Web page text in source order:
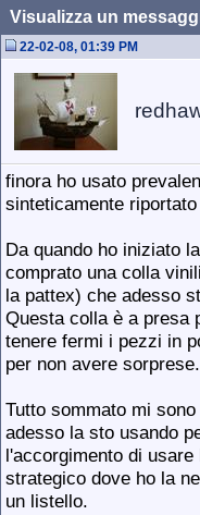
Visualizza un
22-02-08, 01:39 PM
finora ho usato
sinteticamente
Da quando ho iniziato
comprato una colla
la pattex) che adesso
Questa colla è a presa
tenere fermi i pezzi in
per non avere sorprese.
Tutto sommato mi
adesso la sto usando
l'accorgimento di
strategico dove ho la
un listello.